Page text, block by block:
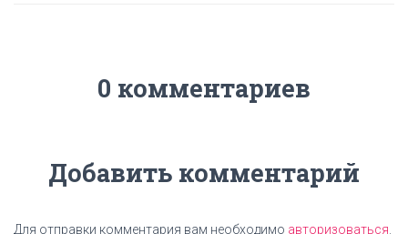
0 комментариев
Добавить комментарий
Для отправки комментария вам необходимо авторизоваться